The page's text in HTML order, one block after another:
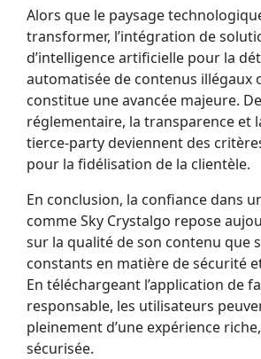
Alors que le paysage
transformer, l’intégration de
d’intelligence artificielle pour la
automatisée de contenus illégaux
constitue une avancée majeure.
réglementaire, la transparence et
tierce-party deviennent des
pour la fidélisation de la clientèle.
En conclusion, la confiance dans
comme Sky Crystalgo repose
sur la qualité de son contenu que
constants en matière de sécurité
En téléchargeant l’application de
responsable, les utilisateurs
pleinement d’une expérience
sécurisée.